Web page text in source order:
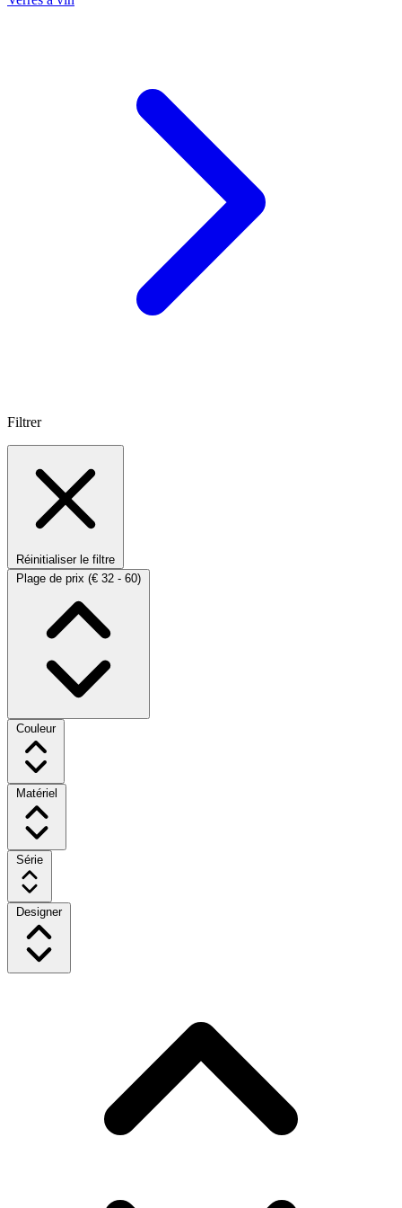
Filtrer
Réinitialiser le filtre
Plage de prix (€ 32 - 60)
Couleur
Matériel
Série
Designer